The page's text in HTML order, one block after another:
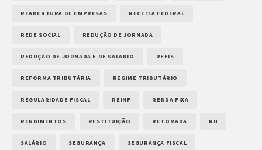
REABERTURA DE EMPRESAS RECEITA FEDERAL
REDE SOCIAL REDUÇÃO DE JORNADA
REDUÇÃO DE JORNADA E DE SALARIO REFIS
REFORMA TRIBUTÁRIA REGIME TRIBUTÁRIO
REGULARIDADE FISCAL REINF RENDA FIXA
RENDIMENTOS RESTITUIÇÃO RETOMADA RH
SALÁRIO SEGURANÇA SEGURANÇA FISCAL